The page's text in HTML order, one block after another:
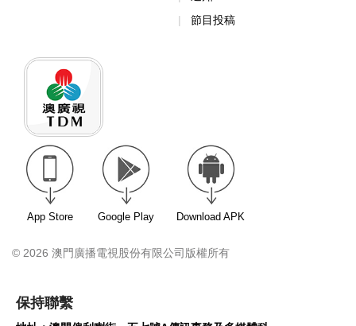
節目投稿
App Store Google Play Download APK
© 2026 澳門廣播電視股份有限公司版權所有
保持聯繫